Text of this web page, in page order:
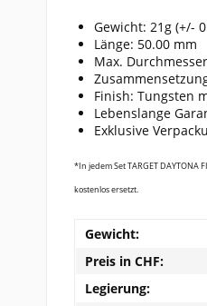
Gewicht: 21g (+/-
Länge: 50.00 mm
Max.
Finish: Tungsten
Lebenslange
Exklusive
*In jedem Set TARGET
kostenlos ersetzt.
Gewicht:
Preis in CHF:
Legierung: